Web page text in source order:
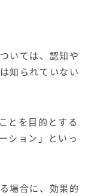
いては、認知や
知られていない
とを目的とする
ション」といっ
場合に、効果的